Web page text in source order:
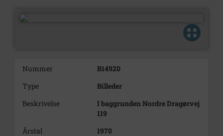
Nummer
B14920
Type
Billeder
Beskrivelse
I baggrunden Nordre Dragørvej
119
Årstal
1970